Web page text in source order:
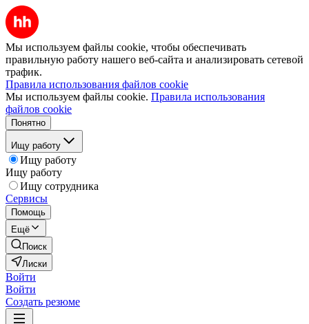
Мы используем файлы cookie, чтобы обеспечивать
правильную работу нашего веб-сайта и анализировать сетевой
трафик.
Правила использования файлов cookie
Мы используем файлы cookie. Правила использования
файлов cookie
Понятно
Ищу работу
Ищу работу
Ищу работу
Ищу сотрудника
Сервисы
Помощь
Ещё
Поиск
Лиски
Войти
Войти
Создать резюме